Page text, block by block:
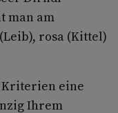
man am
rosa (Kittel)
Kriterien eine
Ihrem